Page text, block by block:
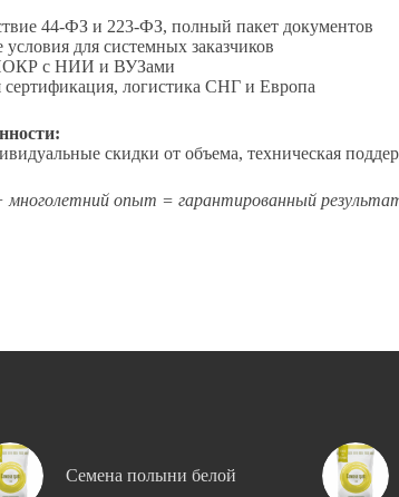
44-ФЗ и 223-ФЗ, полный пакет документов
для системных заказчиков
с НИИ и ВУЗами
логистика СНГ и Европа
скидки от объема, техническая
опыт = гарантированный
Семена полыни белой